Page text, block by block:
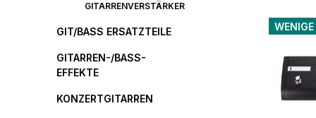
GITARRENVERSTÄRKER
GIT/BASS ERSATZTEILE
GITARREN-/BASS-
EFFEKTE
KONZERTGITARREN
WENIGE